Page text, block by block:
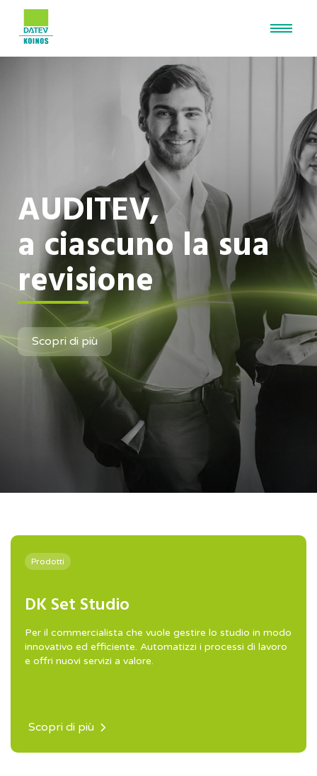
AUDITEV,
a ciascuno la sua
revisione
Scopri di più
Prodotti
DK Set Studio
Per il commercialista che vuole gestire lo studio in modo
innovativo ed efficiente. Automatizzi i processi di lavoro
e offri nuovi servizi a valore.
Scopri di più